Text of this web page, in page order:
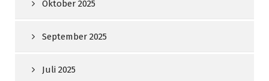
Oktober 2025
September 2025
Juli 2025